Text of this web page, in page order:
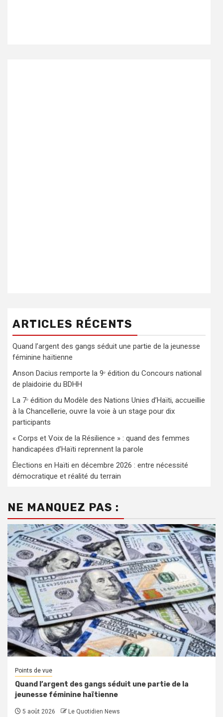
ARTICLES RÉCENTS
Quand l’argent des gangs séduit une partie de la jeunesse
féminine haïtienne
Anson Dacius remporte la 9ᵉ édition du Concours national
de plaidoirie du BDHH
La 7ᵉ édition du Modèle des Nations Unies d’Haïti, accueillie
à la Chancellerie, ouvre la voie à un stage pour dix
participants
« Corps et Voix de la Résilience » : quand des femmes
handicapées d’Haïti reprennent la parole
Élections en Haïti en décembre 2026 : entre nécessité
démocratique et réalité du terrain
NE MANQUEZ PAS :
Points de vue
Quand l’argent des gangs séduit une partie de la
jeunesse féminine haïtienne
5 août 2026 Le Quotidien News